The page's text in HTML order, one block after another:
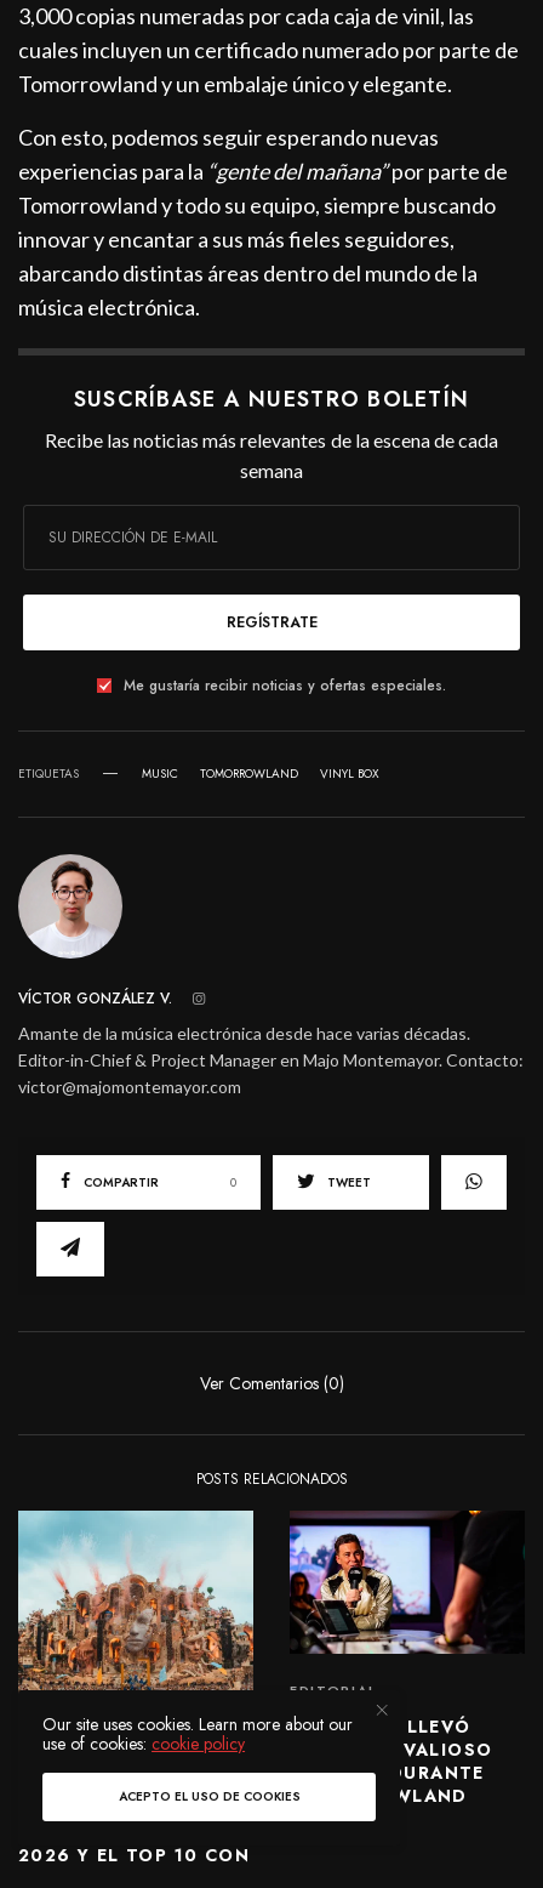
3,000 copias numeradas por cada caja de vinil, las
cuales incluyen un certificado numerado por parte de
Tomorrowland y un embalaje único y elegante.
Con esto, podemos seguir esperando nuevas
experiencias para la “gente del mañana”por parte de
Tomorrowland y todo su equipo, siempre buscando
innovar y encantar a sus más fieles seguidores,
abarcando distintas áreas dentro del mundo de la
música electrónica.
SUSCRÍBASE A NUESTRO BOLETÍN
Recibe las noticias más relevantes de la escena de cada
semana
REGÍSTRATE
Me gustaría recibir noticias y ofertas especiales.
ETIQUETAS MUSIC TOMORROWLAND VINYL BOX
VÍCTOR GONZÁLEZ V.
Amante de la música electrónica desde hace varias décadas.
Editor-in-Chief & Project Manager en Majo Montemayor. Contacto:
victor@majomontemayor.com
COMPARTIR 0 TWEET
Ver Comentarios (0)
POSTS RELACIONADOS
EDITORIAL
TOMORROWLAND
2026 Y EL TOP 10 CON
EDITORIAL
HARDWELL LLEVÓ
ALGO MUY VALIOSO
DE AVICII DURANTE
TOMORROWLAND
2026.
Our site uses cookies. Learn more about our
use of cookies:cookie policy
ACEPTO EL USO DE COOKIES